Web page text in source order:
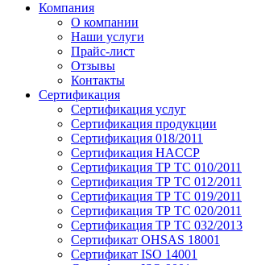
Компания
О компании
Наши услуги
Прайс-лист
Отзывы
Контакты
Сертификация
Сертификация услуг
Сертификация продукции
Сертификация 018/2011
Сертификация HACCP
Сертификация ТР ТС 010/2011
Сертификация ТР ТС 012/2011
Сертификация ТР ТС 019/2011
Сертификация ТР ТС 020/2011
Сертификация ТР ТС 032/2013
Сертификат OHSAS 18001
Сертификат ISO 14001